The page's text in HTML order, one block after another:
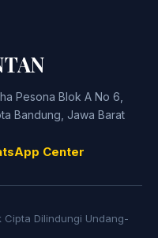
Pesona Blok A No 6,
Bandung, Jawa Barat
Center
Cipta Dilindungi Undang-